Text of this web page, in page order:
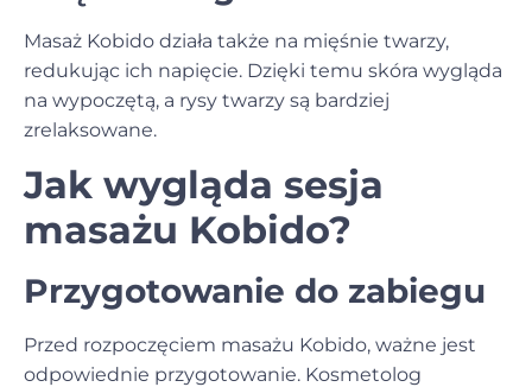
Masaż Kobido działa także na mięśnie twarzy,
redukując ich napięcie. Dzięki temu skóra wygląda
na wypoczętą, a rysy twarzy są bardziej
zrelaksowane.
Jak wygląda sesja
masażu Kobido?
Przygotowanie do zabiegu
Przed rozpoczęciem masażu Kobido, ważne jest
odpowiednie przygotowanie. Kosmetolog